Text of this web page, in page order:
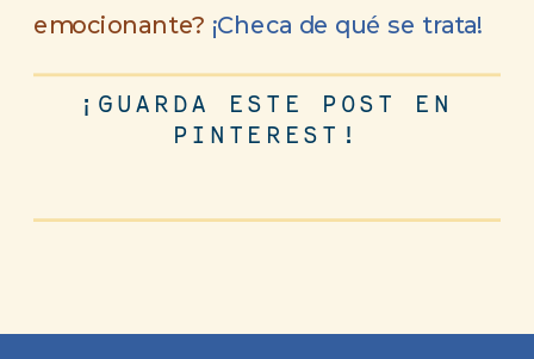
emocionante? ¡Checa de qué se trata!
¡GUARDA ESTE POST EN
PINTEREST!